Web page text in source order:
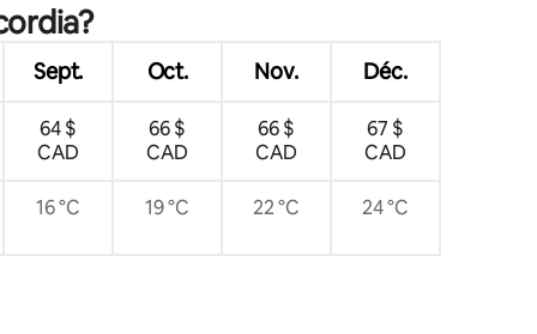
Sept. Oct. Nov. Déc.
64 $
CAD
66 $
CAD
66 $
CAD
67 $
CAD
16 °C 19 °C 22 °C 24 °C